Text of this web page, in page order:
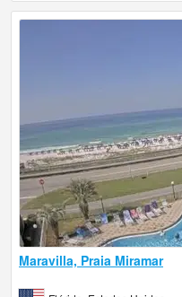
Maravilla, Praia Miramar